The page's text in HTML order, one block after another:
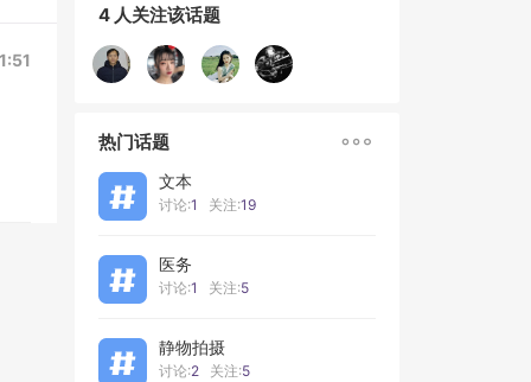
4 人关注该话题
热门话题 
文本
讨论:1 关注:19
医务
讨论:1 关注:5
静物拍摄
讨论:2 关注:5